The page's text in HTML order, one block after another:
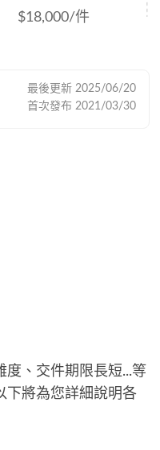
$18,000/件
最後更新 2025/06/20
首次發布 2021/03/30
、交件期限長短...等
下將為您詳細說明各